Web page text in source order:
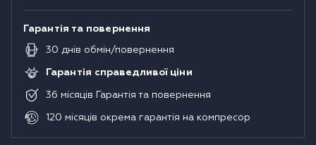
Гарантія та повернення
30 днів обмін/повернення
Гарантія справедливої ціни
36 місяців Гарантія та повернення
120 місяців окрема гарантія на компресор